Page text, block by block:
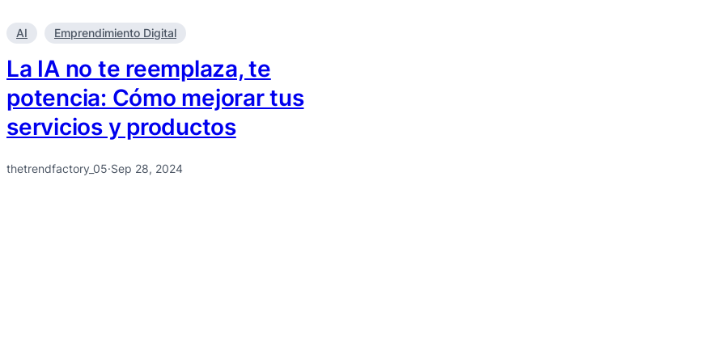
AI Emprendimiento Digital
La IA no te reemplaza, te
potencia: Cómo mejorar tus
servicios y productos
thetrendfactory_05·Sep 28, 2024